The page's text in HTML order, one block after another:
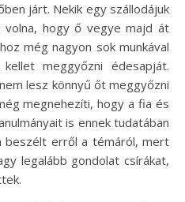
járt. Nekik egy szállodájuk
hogy ő vegye majd át
még nagyon sok munkával
meggyőzni édesapját.
lesz könnyű őt meggyőzni
megnehezíti, hogy a fia és
is ennek tudatában
beszélt erről a témáról, mert
legalább gondolat csírákat,